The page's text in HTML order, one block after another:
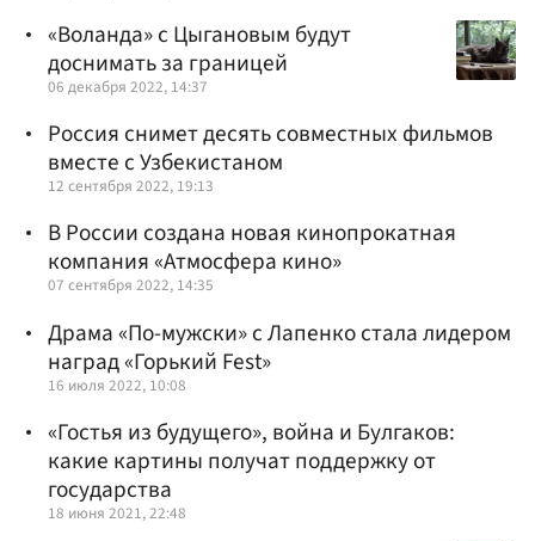
«Воланда» с Цыгановым будут
доснимать за границей
06 декабря 2022, 14:37
Россия снимет десять совместных фильмов
вместе с Узбекистаном
12 сентября 2022, 19:13
В России создана новая кинопрокатная
компания «Атмосфера кино»
07 сентября 2022, 14:35
Драма «По-мужски» с Лапенко стала лидером
наград «Горький Fest»
16 июля 2022, 10:08
«Гостья из будущего», война и Булгаков:
какие картины получат поддержку от
государства
18 июня 2021, 22:48